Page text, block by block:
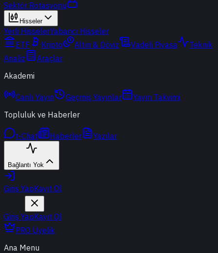
Sektör Rotasyonu
Hisseler
Yerli HisselerYabancı Hisseler
ETF
Kripto Altın & Döviz Vadeli Piyasa
Teknik
Analiz
Araçlar
Akademi
Canlı Yayın Geçmiş Yayınlar
Yayın Takvimi
Topluluk ve Haberler
t-Chat Haberler Yazılar
Bağlantı Yok
Giriş YapKayıt Ol
Giriş YapKayıt Ol
PRO Üyelik
Ana Menu